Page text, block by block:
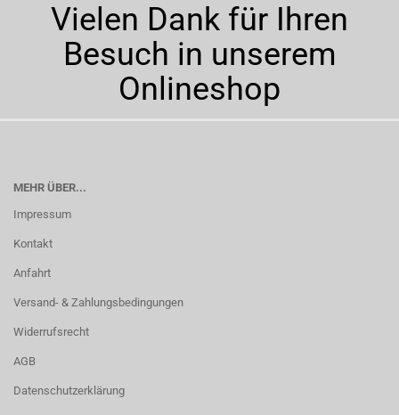
Vielen Dank für Ihren
Besuch in unserem
Onlineshop
MEHR ÜBER...
Impressum
Kontakt
Anfahrt
Versand- & Zahlungsbedingungen
Widerrufsrecht
AGB
Datenschutzerklärung